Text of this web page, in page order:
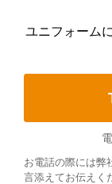
ユニフォーム
お電話の際には弊
言添えてお伝えく